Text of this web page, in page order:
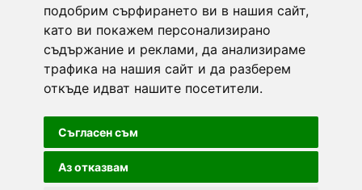
подобрим сърфирането ви в нашия сайт,
като ви покажем персонализирано
съдържание и реклами, да анализираме
трафика на нашия сайт и да разберем
откъде идват нашите посетители.
Съгласен съм
Аз отказвам